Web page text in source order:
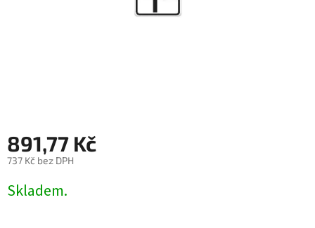
891,77 Kč
737 Kč bez DPH
cena:
Skladem.